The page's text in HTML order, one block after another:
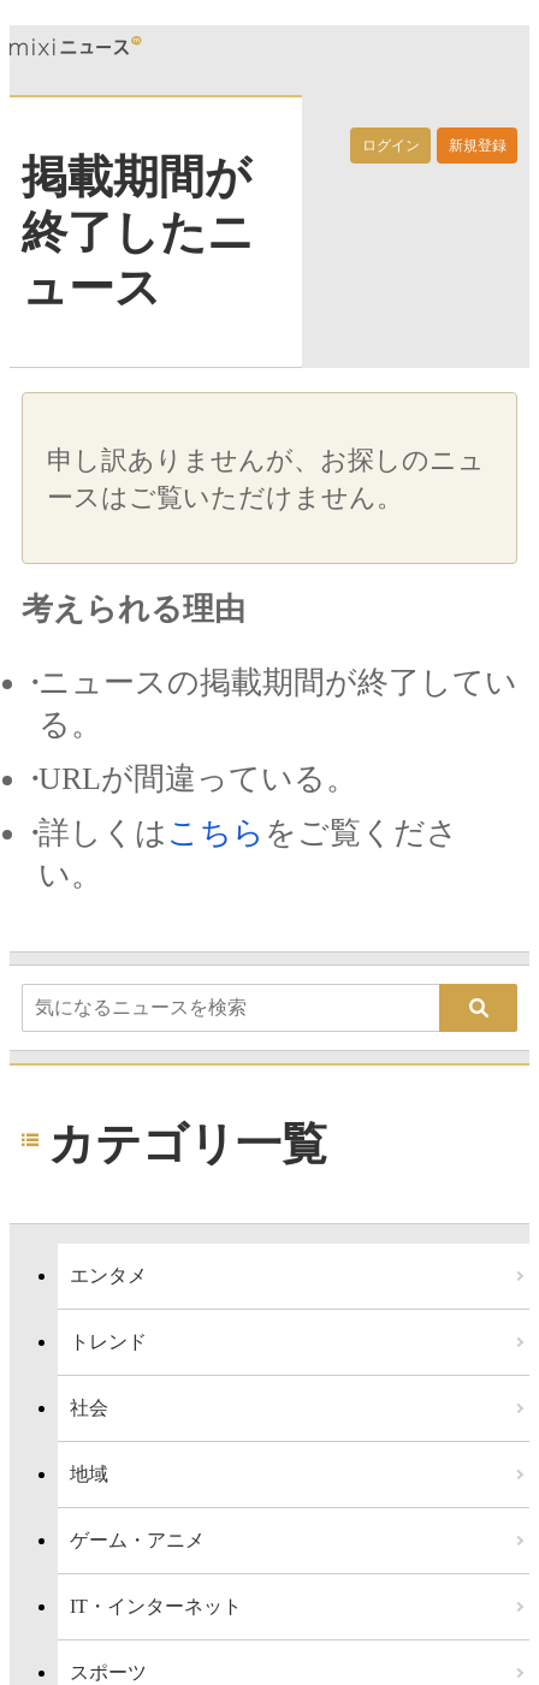
ログイン 新規登録
掲載期間が
終了したニ
ュース
申し訳ありませんが、お探しのニュ
ースはご覧いただけません。
考えられる理由
ニュースの掲載期間が終了してい
る。
URLが間違っている。
詳しくは こちら をご覧くださ
い。
カテゴリ一覧
エンタメ
トレンド
社会
地域
ゲーム・アニメ
IT・インターネット
スポーツ